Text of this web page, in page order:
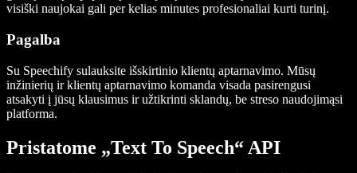
visiški naujokai gali per kelias minutes profesionaliai kurti turinį.
Pagalba
Su Speechify sulauksite išskirtinio klientų aptarnavimo. Mūsų
inžinierių ir klientų aptarnavimo komanda visada pasirengusi
atsakyti į jūsų klausimus ir užtikrinti sklandų, be streso naudojimąsi
platforma.
Pristatome „Text To Speech“ API